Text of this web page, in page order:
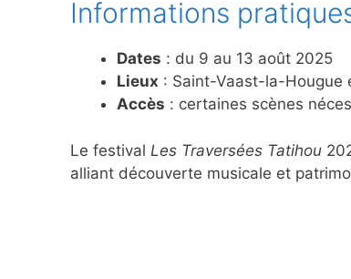
Informations
Dates : du 9 au 13 août 2025
Lieux : Saint-Vaast-la-Hougue
Accès : certaines scènes
Le festival Les Traversées Tatihou
alliant découverte musicale et